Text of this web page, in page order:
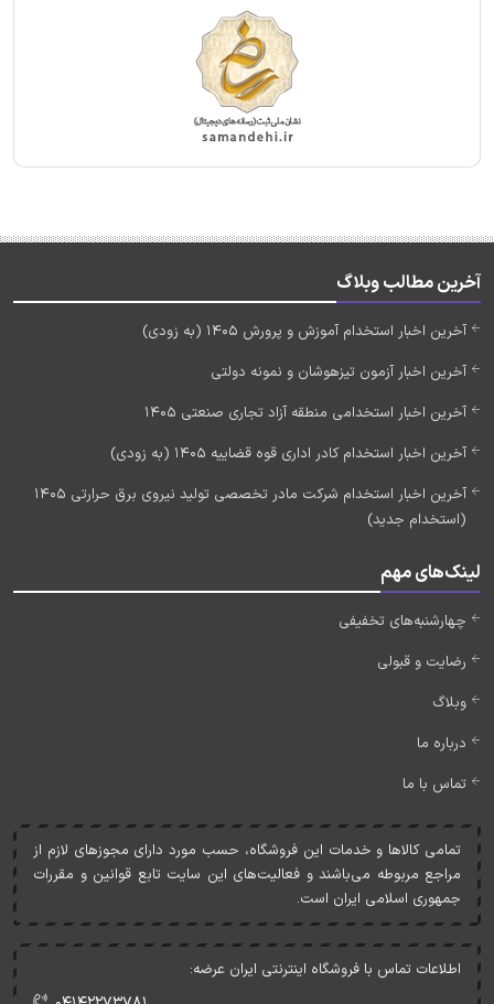
آخرین مطالب وبلاگ
آخرین اخبار استخدام آموزش و پرورش 1405 (به زودی)
آخرین اخبار آزمون تیزهوشان و نمونه دولتی
آخرین اخبار استخدامی منطقه آزاد تجاری صنعتی 1405
آخرین اخبار استخدام کادر اداری قوه قضاییه 1405 (به زودی)
آخرین اخبار استخدام شرکت مادر تخصصی تولید نیروی برق حرارتی 1405
(استخدام جدید)
لینک‌های مهم
چهارشنبه‌های تخفیفی
رضایت و قبولی
وبلاگ
درباره ما
تماس با ما
تمامی کالاها و خدمات اين فروشگاه، حسب مورد دارای مجوزهای لازم از
مراجع مربوطه می‌باشند و فعاليت‌های اين سايت تابع قوانين و مقررات
جمهوری اسلامی ايران است.
اطلاعات تماس با فروشگاه اینترنتی ایران عرضه: